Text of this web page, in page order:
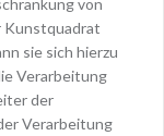
Kunstquadrat
sie sich hierzu
Verarbeitung
der
Verarbeitung